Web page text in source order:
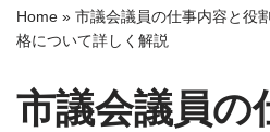
ッ
プ
Home » 市議会議員の仕事内容と役
格について詳しく解説
市議会議員の